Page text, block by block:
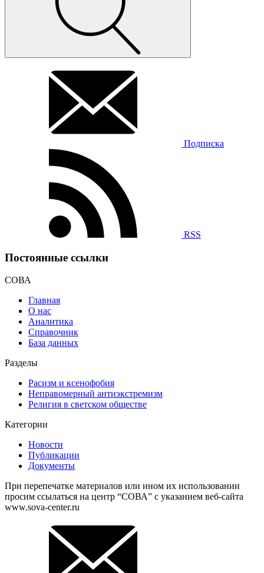
Подписка
RSS
Постоянные ссылки
СОВА
Главная
О нас
Аналитика
Справочник
База данных
Разделы
Расизм и ксенофобия
Неправомерный антиэкстремизм
Религия в светском обществе
Категории
Новости
Публикации
Документы
При перепечатке материалов или ином их использовании
просим ссылаться на центр “СОВА” с указанием веб-сайта
www.sova-center.ru